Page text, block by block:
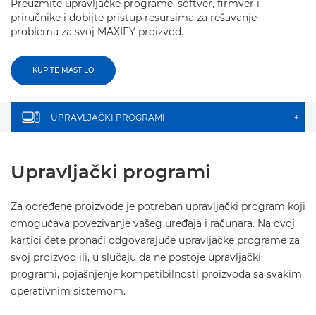
Preuzmite upravljačke programe, softver, firmver i
priručnike i dobijte pristup resursima za rešavanje
problema za svoj MAXIFY proizvod.
KUPITE MASTILO
UPRAVLJAČKI PROGRAMI +
Upravljački programi
Za određene proizvode je potreban upravljački program koji
omogućava povezivanje vašeg uređaja i računara. Na ovoj
kartici ćete pronaći odgovarajuće upravljačke programe za
svoj proizvod ili, u slučaju da ne postoje upravljački
programi, pojašnjenje kompatibilnosti proizvoda sa svakim
operativnim sistemom.